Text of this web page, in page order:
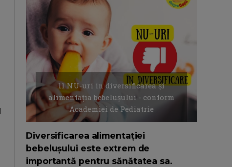
11 NU-uri in diversificarea și
alimentația bebelușului - conform
Academiei de Pediatrie
Diversificarea alimentației
bebelușului este extrem de
importantă pentru sănătatea sa.